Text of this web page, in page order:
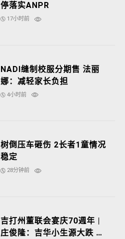
停落实ANPR
17小时前
NADI缝制校服分期售 法丽
娜：减轻家长负担
4小时前
树倒压车砸伤 2长者1童情况
稳定
28分钟前
吉打州董联会宴庆70週年 |
庄俊隆：吉华小生源大跌 非